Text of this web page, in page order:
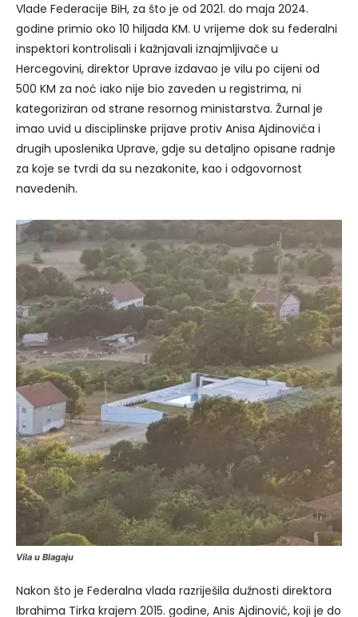
Vlade Federacije BiH, za što je od 2021. do maja 2024.
godine primio oko 10 hiljada KM. U vrijeme dok su federalni
inspektori kontrolisali i kažnjavali iznajmljivače u
Hercegovini, direktor Uprave izdavao je vilu po cijeni od
500 KM za noć iako nije bio zaveden u registrima, ni
kategoriziran od strane resornog ministarstva. Žurnal je
imao uvid u disciplinske prijave protiv Anisa Ajdinovića i
drugih uposlenika Uprave, gdje su detaljno opisane radnje
za koje se tvrdi da su nezakonite, kao i odgovornost
navedenih.
Vila u Blagaju
Nakon što je Federalna vlada razriješila dužnosti direktora
Ibrahima Tirka krajem 2015. godine, Anis Ajdinović, koji je do